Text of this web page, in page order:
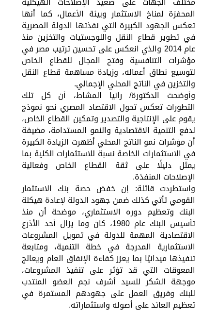
المحفزة لمناخ الاستثمار وبيئة الأعمال، كما أنها
تعكس الجهود الكبيرة التي نفذتها الدولة المصرية
في تطوير قطاع النقل واللوجستيات والتخزين منذ
عام 2014 والذي انعكس على تحسين ترتيب مصر في
مؤشرات التنافسية وفتح المجال للقطاع الخاص
لتوسيع نطاق أعماله، وزيادة مساهمة قطاع النقل
والتخزين في الناتج المحلي الإجمالي.
وأوضحت الدكتورة/ رانيا المشاط، أن كل تلك
التطورات تعكس تحول الاقتصاد المصري نحو نموذج
يقوم على الإنتاجية والتصدير وتمكين القطاع الخاص،
لدفع التنمية الاقتصادية والنمو المستدامة، مضيفة
أن مؤشرات نمو الناتج المحلي أظهرت الزيادة الكبيرة
في الاستثمارات الخاصة نسبة للاستثمارات الكلية بما
يمثل دليلًا على ثقة القطاع الخاص وفعالية
الإصلاحات المنفذة.
واستطردت قائلة: إن خفض حصة بنك الاستثمار
القومي تأتي كذلك ضمن جهود الدولة لإعادة هيكلة
البنك وتعظيم دوره الاستثماري، موضحة أن منذ
تأسيس البنك عام 1980، كان وما يزال أحد الأذرع
الاقتصادية المهمة للدولة في تمويل المشروعات
الاستثمارية المدرجة في خطة التنمية، ومتابعة
تنفيذها ميدانيًا بما يعزز كفاءة الإنفاق العام ويعالج
المعوقات التي قد تؤثر على تنفيذ المشروعات،
موجهة الشكر للسيد أشرف نجم العضو المنتدب
للبنك وفريق العمل على جهودهم المستمرة في
تعظيم العائد على أصوله واستثماراته.